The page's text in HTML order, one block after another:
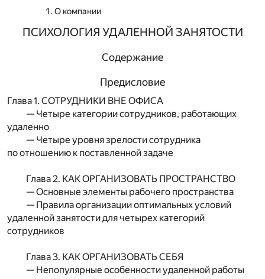
О компании
ПСИХОЛОГИЯ УДАЛЕННОЙ ЗАНЯТОСТИ
Содержание
Предисловие
Глава 1. СОТРУДНИКИ ВНЕ ОФИСА
— Четыре категории сотрудников, работающих
удаленно
— Четыре уровня зрелости сотрудника
по отношению к поставленной задаче
Глава 2. КАК ОРГАНИЗОВАТЬ ПРОСТРАНСТВО
— Основные элементы рабочего пространства
— Правила организации оптимальных условий
удаленной занятости для четырех категорий
сотрудников
Глава 3. КАК ОРГАНИЗОВАТЬ СЕБЯ
— Непопулярные особенности удаленной работы